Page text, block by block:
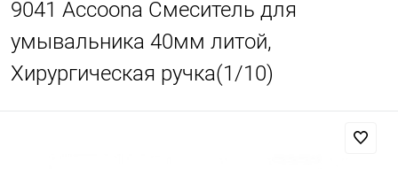
9041 Accoona Смеситель для
умывальника 40мм литой,
Хирургическая ручка(1/10)